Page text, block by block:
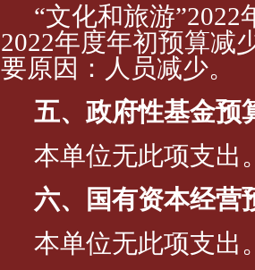
“文化和旅游”2022
2022年度年初预算减
要原因：人员减少。
五、政府性基金预
本单位无此项支出
六、国有资本经营
本单位无此项支出